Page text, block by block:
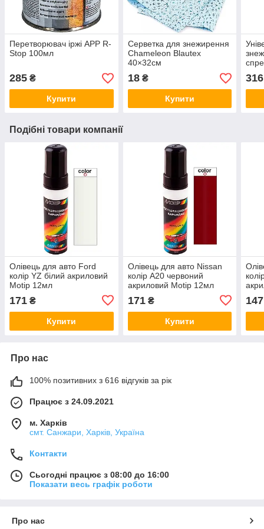
Перетворювач іржі APP R-
Stop 100мл
285 ₴
Купити
Серветка для знежирення
Chameleon Blautex
40×32см
18₴
Купити
316
Подібні товари компанії
Олівець для авто Ford
колір YZ білий акриловий
Motip 12мл
171 ₴
Купити
Олівець для авто Nissan
колір A20 червоний
акриловий Motip 12мл
171₴
Купити
147
Про нас
100% позитивних з 616 відгуків за рік
Працює з 24.09.2021
м. Харків
смт. Санжари, Харків, Україна
Контакти
Сьогодні працює з 08:00 до 16:00
Показати весь графік роботи
Про нас